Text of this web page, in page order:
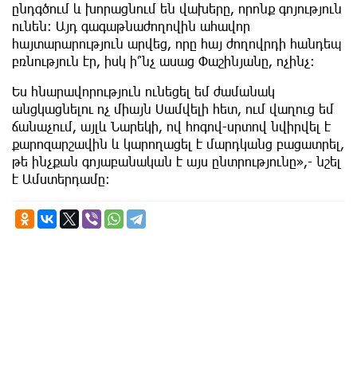
ընդգծում և խորացնում են վախերը, որոնք գոյություն
ունեն։ Այդ գագաթնաժողովին ահավոր
հայտարարություն արվեց, որը հայ ժողովրդի հանդեպ
բռնություն էր, իսկ ի՞նչ ասաց Փաշինյանը, ոչինչ։
Ես հնարավորություն ունեցել եմ ժամանակ
անցկացնելու ոչ միայն Սամվելի հետ, ում վաղուց եմ
ճանաչում, այլև Նարեկի, ով հոգով-սրտով նվիրվել է
քարոզարշավին և կարողացել է մարդկանց բացատրել,
թե ինչքան գոյաբանական է այս ընտրությունը»,- նշել
է Ամստերդամը։